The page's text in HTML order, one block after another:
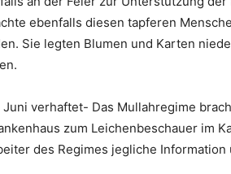
ebenfalls diesen tapferen
Sie legten Blumen und Karten
verhaftet- Das Mullahregime
zum Leichenbeschauer im
des Regimes jegliche